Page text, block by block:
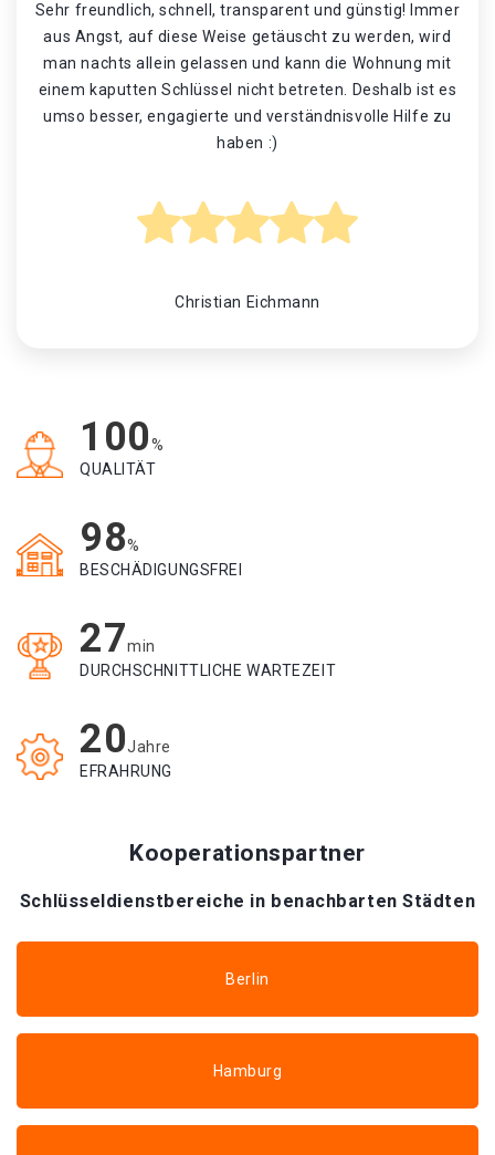
Sehr freundlich, schnell, transparent und günstig! Immer
aus Angst, auf diese Weise getäuscht zu werden, wird
man nachts allein gelassen und kann die Wohnung mit
einem kaputten Schlüssel nicht betreten. Deshalb ist es
umso besser, engagierte und verständnisvolle Hilfe zu
haben :)
Christian Eichmann
100%
QUALITÄT
98%
BESCHÄDIGUNGSFREI
27min
DURCHSCHNITTLICHE WARTEZEIT
20Jahre
EFRAHRUNG
Kooperationspartner
Schlüsseldienstbereiche in benachbarten Städten
Berlin
Hamburg